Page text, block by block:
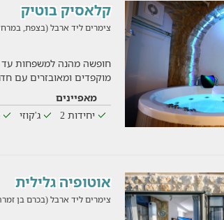
קלאסיק בוטיק
צימרים ליד ארבל (בצפת, במרחק של
מוקפדים ומאובזרים עם
מאפיינים
יחידות 2
ג'קוזי
אוטופיה גלילית
צימרים ליד ארבל (בכרם בן זמרה,